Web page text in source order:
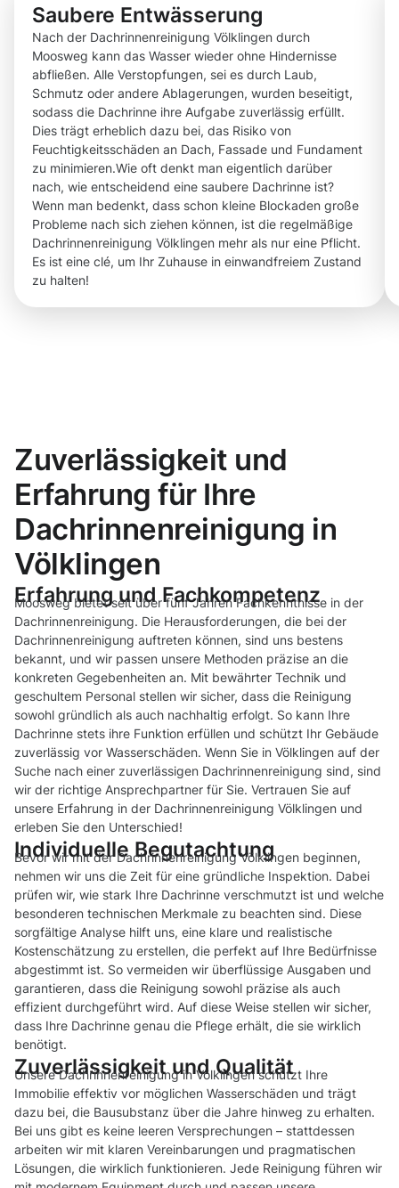
Saubere Entwässerung
Nach der Dachrinnenreinigung Völklingen durch
Moosweg kann das Wasser wieder ohne Hindernisse
abfließen. Alle Verstopfungen, sei es durch Laub,
Schmutz oder andere Ablagerungen, wurden beseitigt,
sodass die Dachrinne ihre Aufgabe zuverlässig erfüllt.
Dies trägt erheblich dazu bei, das Risiko von
Feuchtigkeitsschäden an Dach, Fassade und Fundament
zu minimieren.Wie oft denkt man eigentlich darüber
nach, wie entscheidend eine saubere Dachrinne ist?
Wenn man bedenkt, dass schon kleine Blockaden große
Probleme nach sich ziehen können, ist die regelmäßige
Dachrinnenreinigung Völklingen mehr als nur eine Pflicht.
Es ist eine clé, um Ihr Zuhause in einwandfreiem Zustand
zu halten!
Zuverlässigkeit und
Erfahrung für Ihre
Dachrinnenreinigung in
Völklingen
Erfahrung und Fachkompetenz
Moosweg bietet seit über fünf Jahren Fachkenntnisse in der
Dachrinnenreinigung. Die Herausforderungen, die bei der
Dachrinnenreinigung auftreten können, sind uns bestens
bekannt, und wir passen unsere Methoden präzise an die
konkreten Gegebenheiten an. Mit bewährter Technik und
geschultem Personal stellen wir sicher, dass die Reinigung
sowohl gründlich als auch nachhaltig erfolgt. So kann Ihre
Dachrinne stets ihre Funktion erfüllen und schützt Ihr Gebäude
zuverlässig vor Wasserschäden. Wenn Sie in Völklingen auf der
Suche nach einer zuverlässigen Dachrinnenreinigung sind, sind
wir der richtige Ansprechpartner für Sie. Vertrauen Sie auf
unsere Erfahrung in der Dachrinnenreinigung Völklingen und
erleben Sie den Unterschied!
Individuelle Begutachtung
Bevor wir mit der Dachrinnenreinigung Völklingen beginnen,
nehmen wir uns die Zeit für eine gründliche Inspektion. Dabei
prüfen wir, wie stark Ihre Dachrinne verschmutzt ist und welche
besonderen technischen Merkmale zu beachten sind. Diese
sorgfältige Analyse hilft uns, eine klare und realistische
Kostenschätzung zu erstellen, die perfekt auf Ihre Bedürfnisse
abgestimmt ist. So vermeiden wir überflüssige Ausgaben und
garantieren, dass die Reinigung sowohl präzise als auch
effizient durchgeführt wird. Auf diese Weise stellen wir sicher,
dass Ihre Dachrinne genau die Pflege erhält, die sie wirklich
benötigt.
Zuverlässigkeit und Qualität
Unsere Dachrinnenreinigung in Völklingen schützt Ihre
Immobilie effektiv vor möglichen Wasserschäden und trägt
dazu bei, die Bausubstanz über die Jahre hinweg zu erhalten.
Bei uns gibt es keine leeren Versprechungen – stattdessen
arbeiten wir mit klaren Vereinbarungen und pragmatischen
Lösungen, die wirklich funktionieren. Jede Reinigung führen wir